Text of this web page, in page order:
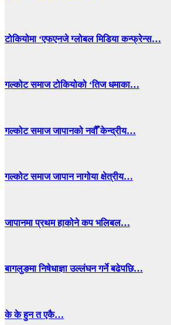
टोकियोमा ‘एफएनजे ग्लोबल मिडिया कन्फ्रेन्स…
गल्कोट समाज टोकियोको ‘तिज धमाका…
गल्कोट समाज जापानको नवौँ केन्द्रीय…
गल्कोट समाज जापान नागोया क्षेत्रीय…
जापानमा प्रथम हाकोने कप भलिबल…
बागलुङमा निषेधाज्ञा उल्लंघन गर्ने बढेपछि…
के के हुन त एकै…